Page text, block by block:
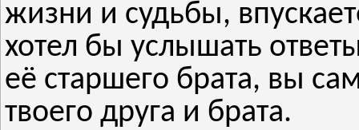
жизни и судьбы,
хотел бы услышать
её старшего брата, вы
твоего друга и брата.